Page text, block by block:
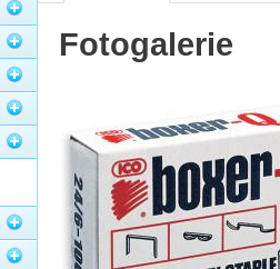
Fotogalerie